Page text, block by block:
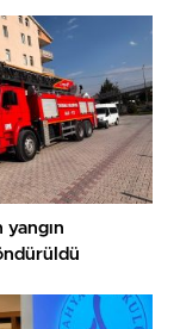
yangın